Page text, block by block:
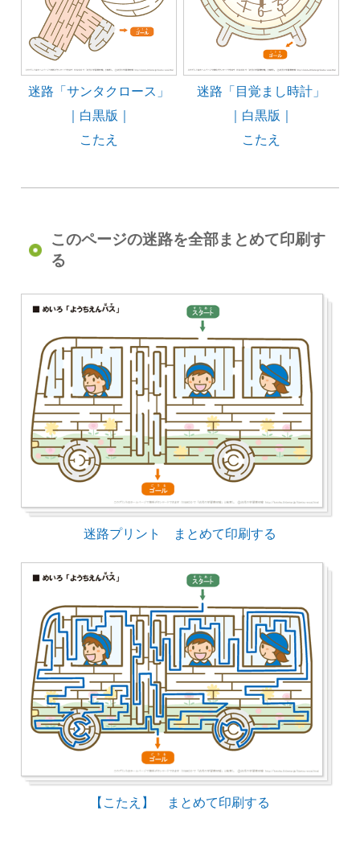
迷路「サンタクロース」
｜白黒版｜
こたえ
迷路「目覚まし時計」
｜白黒版｜
こたえ
このページの迷路を全部まとめて印刷す
る
迷路プリント まとめて印刷する
【こたえ】 まとめて印刷する